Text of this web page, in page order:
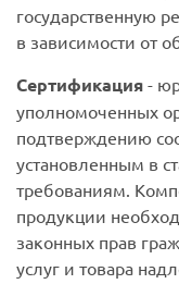
государственную
в зависимости от
Сертификация -
уполномоченных
подтверждению
установленным в
требованиям.
продукции
законных прав
услуг и товара